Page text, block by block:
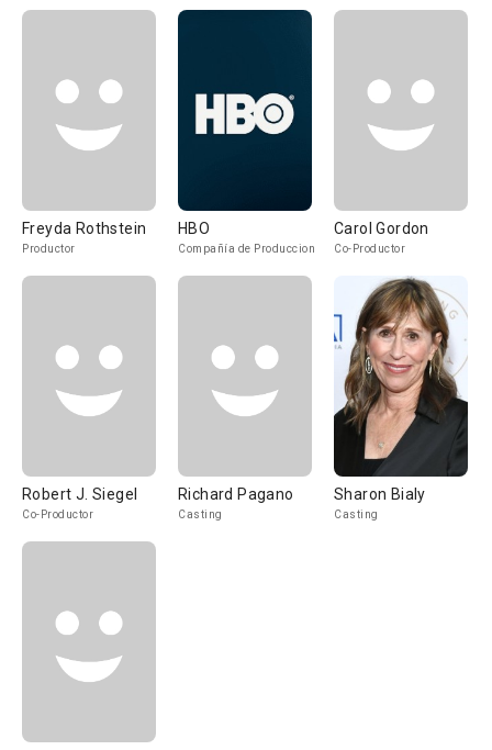
Freyda Rothstein
Productor
HBO
Compañía de Produccion
Carol Gordon
Co-Productor
Robert J. Siegel
Co-Productor
Richard Pagano
Casting
Sharon Bialy
Casting